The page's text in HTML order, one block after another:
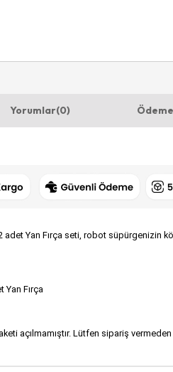
Yorumlar(0)
Yan Fırça seti, robot süpürgenizin
Yan Fırça
açılmamıştır. Lütfen sipariş